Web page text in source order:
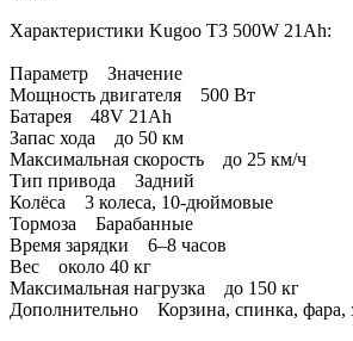
Характеристики Kugoo T3 500W 21Ah:
Параметр Значение
Мощность двигателя 500 Вт
Батарея 48V 21Ah
Запас хода до 50 км
Максимальная скорость до 25 км/ч
Тип привода Задний
Колёса 3 колеса, 10-дюймовые
Тормоза Барабанные
Время зарядки 6–8 часов
Вес около 40 кг
Максимальная нагрузка до 150 кг
Дополнительно Корзина, спинка, фара,